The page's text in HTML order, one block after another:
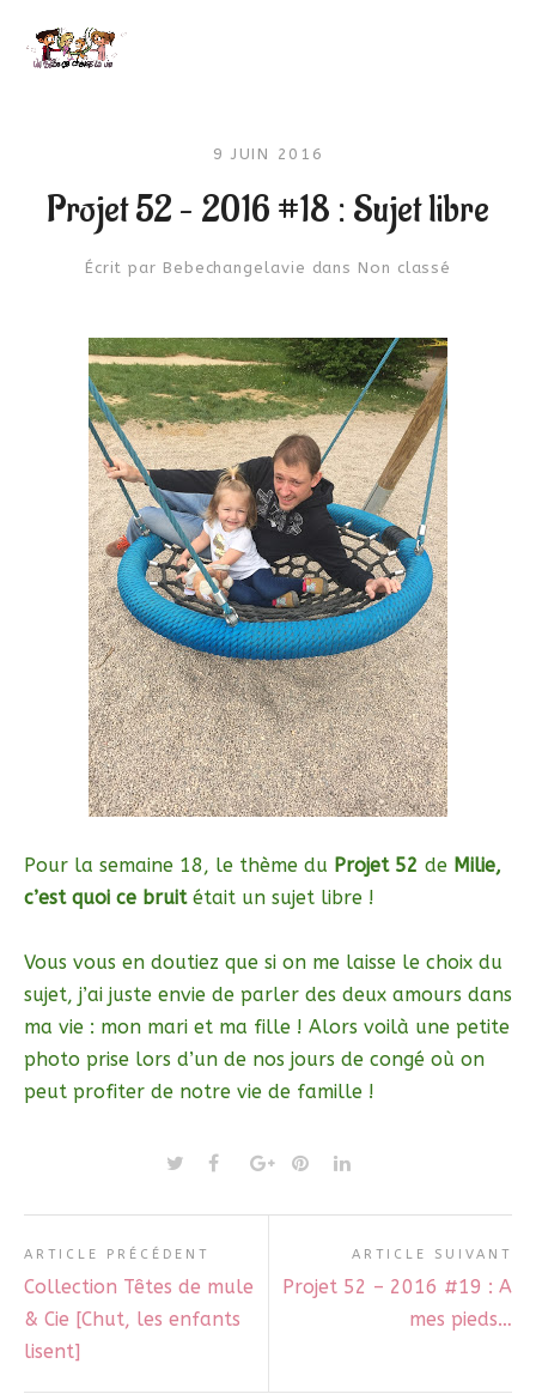
9 JUIN 2016
Projet 52 – 2016 #18 : Sujet libre
Écrit par Bebechangelavie dans Non classé
Pour la semaine 18, le thème du Projet 52 de Milie,
c’est quoi ce bruitétait un sujet libre !
Vous vous en doutiez que si on me laisse le choix du
sujet, j’ai juste envie de parler des deux amours dans
ma vie : mon mari et ma fille ! Alors voilà une petite
photo prise lors d’un de nos jours de congé où on
peut profiter de notre vie de famille !
ARTICLE PRÉCÉDENT
Collection Têtes de mule
& Cie [Chut, les enfants
lisent]
ARTICLE SUIVANT
Projet 52 – 2016 #19 : A
mes pieds…